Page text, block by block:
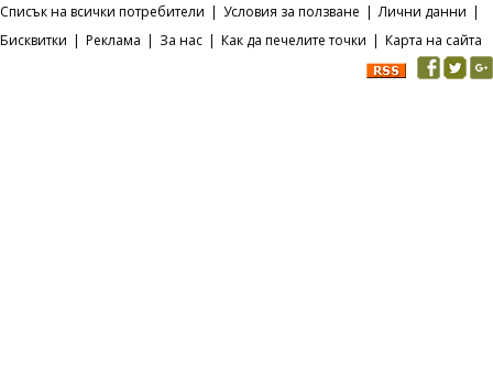
Списък на всички потребители | Условия за ползване | Лични данни |
Бисквитки | Реклама | За нас | Как да печелите точки | Карта на сайта